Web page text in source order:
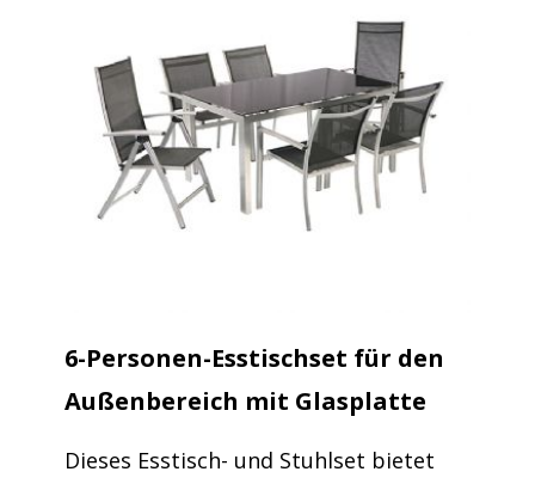
6-Personen-Esstischset für den
Außenbereich mit Glasplatte
Dieses Esstisch- und Stuhlset bietet